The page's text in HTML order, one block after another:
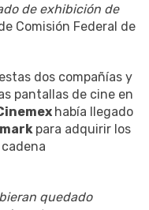
de exhibición de
Comisión Federal de
dos compañías y
pantallas de cine en
había llegado
para adquirir los
quedado